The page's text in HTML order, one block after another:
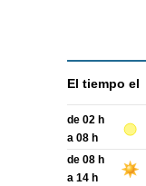
El tiempo el
de 02 h
a 08 h
de 08 h
a 14 h